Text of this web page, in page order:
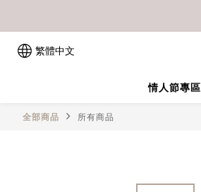
繁體中文
情人節專區
全部商品 所有商品